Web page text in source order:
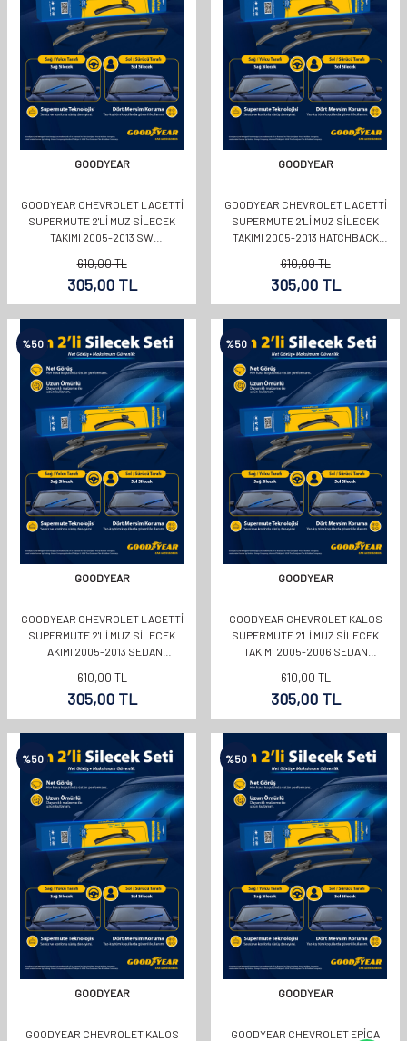
GOODYEAR
GOODYEAR CHEVROLET LACETTI
SUPERMUTE 2'LI MUZ SILECEK
TAKIMI 2005-2013 SW
610,00TL
305,00TL
GOODYEAR
GOODYEAR CHEVROLET LACETTI
SUPERMUTE 2'LI MUZ SILECEK
TAKIMI 2005-2013 HATCHBACK
610,00TL
305,00TL
%50
GOODYEAR
GOODYEAR CHEVROLET LACETTI
SUPERMUTE 2'LI MUZ SILECEK
TAKIMI 2005-2013 SEDAN
610,00TL
305,00TL
%50
GOODYEAR
GOODYEAR CHEVROLET KALOS
SUPERMUTE 2'LI MUZ SILECEK
TAKIMI 2005-2006 SEDAN
610,00TL
305,00TL
%50
GOODYEAR
GOODYEAR CHEVROLET KALOS
%50
GOODYEAR
GOODYEAR CHEVROLET EPICA